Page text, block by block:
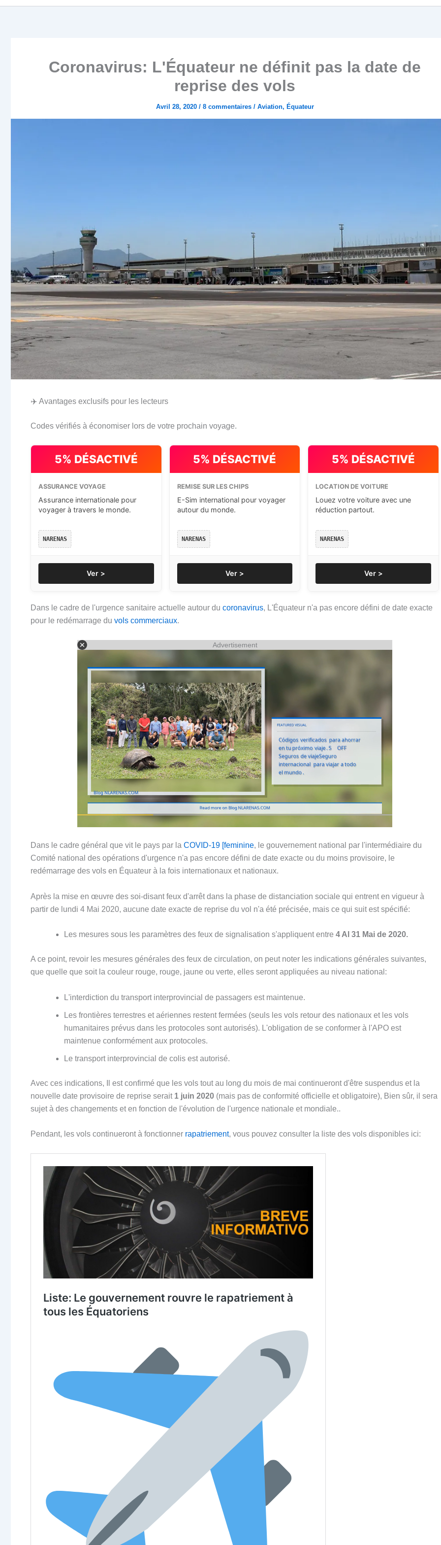
Coronavirus: L'Équateur ne définit pas la date de
reprise des vols
Avril 28, 2020 / 8 commentaires / Aviation, Équateur
✈️ Avantages exclusifs pour les lecteurs
Codes vérifiés à économiser lors de votre prochain voyage.
5% DÉSACTIVÉ
ASSURANCE VOYAGE
Assurance internationale pour
voyager à travers le monde.
NARENAS
Ver >
5% DÉSACTIVÉ
REMISE SUR LES CHIPS
E-Sim international pour voyager
autour du monde.
NARENAS
Ver >
5% DÉSACTIVÉ
LOCATION DE VOITURE
Louez votre voiture avec une
réduction partout.
NARENAS
Ver >
Dans le cadre de l'urgence sanitaire actuelle autour du coronavirus, L'Équateur n'a pas encore défini de date exacte
pour le redémarrage du vols commerciaux.
Advertisement
Dans le cadre général que vit le pays par la COVID-19 [feminine, le gouvernement national par l'intermédiaire du
Comité national des opérations d'urgence n'a pas encore défini de date exacte ou du moins provisoire, le
redémarrage des vols en Équateur à la fois internationaux et nationaux.
Après la mise en œuvre des soi-disant feux d'arrêt dans la phase de distanciation sociale qui entrent en vigueur à
partir de lundi 4 Mai 2020, aucune date exacte de reprise du vol n'a été précisée, mais ce qui suit est spécifié:
Les mesures sous les paramètres des feux de signalisation s'appliquent entre 4 Al 31 Mai de 2020.
A ce point, revoir les mesures générales des feux de circulation, on peut noter les indications générales suivantes,
que quelle que soit la couleur rouge, rouge, jaune ou verte, elles seront appliquées au niveau national:
L'interdiction du transport interprovincial de passagers est maintenue.
Les frontières terrestres et aériennes restent fermées (seuls les vols retour des nationaux et les vols
humanitaires prévus dans les protocoles sont autorisés). L'obligation de se conformer à l'APO est
maintenue conformément aux protocoles.
Le transport interprovincial de colis est autorisé.
Avec ces indications, Il est confirmé que les vols tout au long du mois de mai continueront d'être suspendus et la
nouvelle date provisoire de reprise serait 1 juin 2020 (mais pas de conformité officielle et obligatoire), Bien sûr, il sera
sujet à des changements et en fonction de l'évolution de l'urgence nationale et mondiale..
Pendant, les vols continueront à fonctionner rapatriement, vous pouvez consulter la liste des vols disponibles ici: